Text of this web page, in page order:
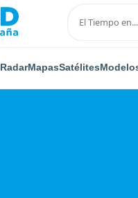
RadarMapasSatélites